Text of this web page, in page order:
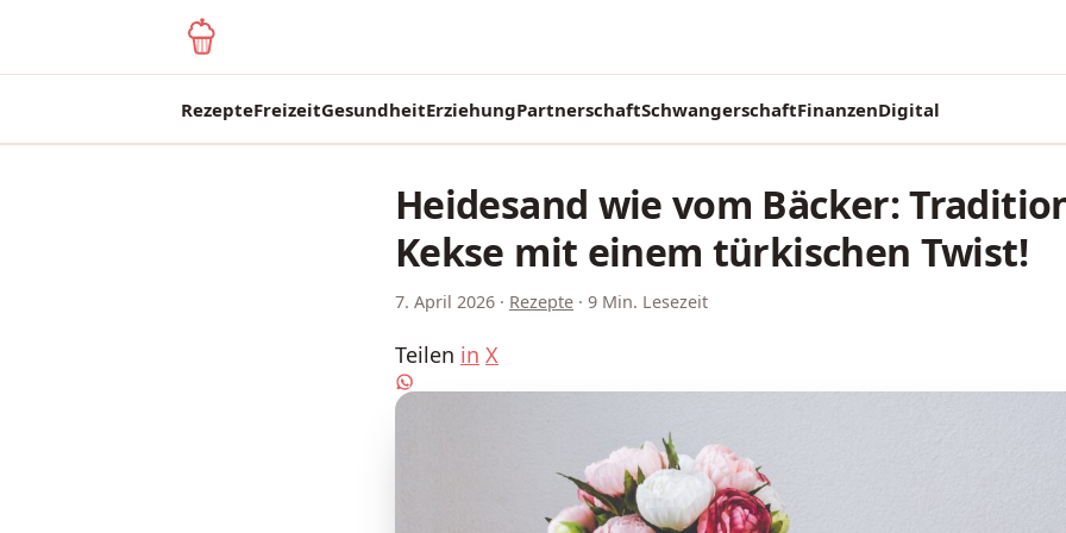
RezepteFreizeitGesundheitErziehungPartnerschaftSchwangerschaftFinanzenDigital
Heidesand wie vom Bäcker:
Kekse mit einem türkischen Twist!
7. April 2026 · Rezepte · 9 Min. Lesezeit
Teilen in X